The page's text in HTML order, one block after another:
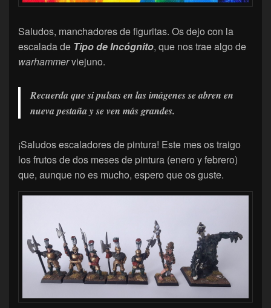
Saludos, manchadores de figuritas. Os dejo con la
escalada de Tipo de Incógnito, que nos trae algo de
warhammerviejuno.
Recuerda que si pulsas en las imágenes se abren en
nueva pestaña y se ven más grandes.
¡Saludos escaladores de pintura! Este mes os traigo
los frutos de dos meses de pintura (enero y febrero)
que, aunque no es mucho, espero que os guste.